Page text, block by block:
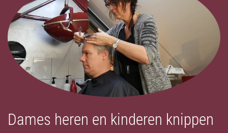
Dames heren en kinderen knippen